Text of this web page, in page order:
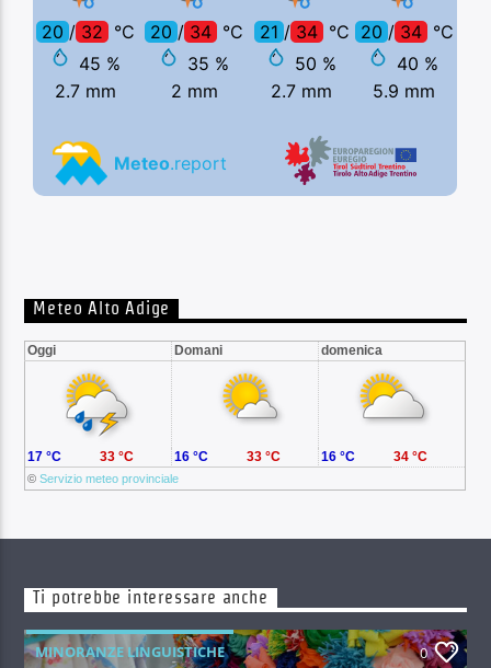
Meteo Alto Adige
Oggi Domani domenica
©Servizio meteo provinciale
17 °C 33 °C 16 °C 33 °C 16 °C 34 °C
Ti potrebbe interessare anche
MINORANZE LINGUISTICHE 0